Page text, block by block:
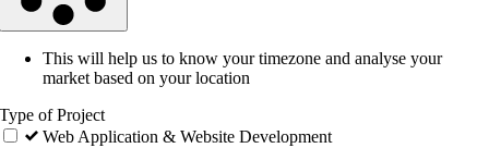
This will help us to know your timezone and analyse your
market based on your location
Type of Project
Web Application & Website Development